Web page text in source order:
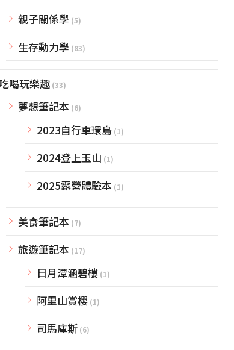
親子關係學 (5)
生存動力學 (83)
吃喝玩樂趣 (33)
夢想筆記本 (6)
2023自行車環島 (1)
2024登上玉山 (1)
2025露營體驗本 (1)
美食筆記本 (7)
旅遊筆記本 (17)
日月潭涵碧樓 (1)
阿里山賞櫻 (1)
司馬庫斯 (6)